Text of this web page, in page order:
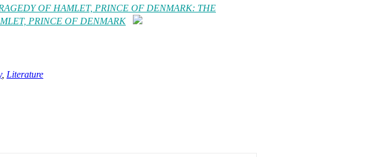
OF HAMLET, PRINCE OF DENMARK: THE
PRINCE OF DENMARK
, Literature